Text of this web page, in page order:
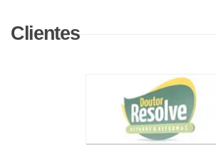
Clientes